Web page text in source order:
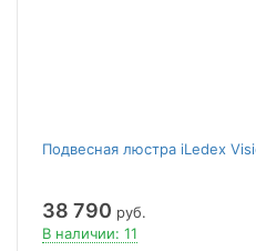
Подвесная люстра iLedex
38 790 руб.
В наличии: 11